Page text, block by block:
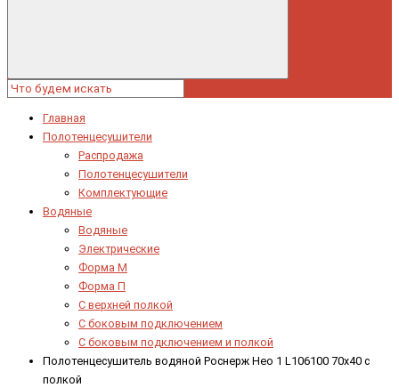
Главная
Полотенцесушители
Распродажа
Полотенцесушители
Комплектующие
Водяные
Водяные
Электрические
Форма М
Форма П
C верхней полкой
C боковым подключением
C боковым подключением и полкой
Полотенцесушитель водяной Роснерж Нео 1 L106100 70x40 с
полкой